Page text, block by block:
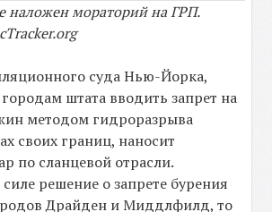
наложен мораторий на ГРП.
суда Нью-Йорка,
штата вводить запрет на
методом гидроразрыва
своих границ, наносит
по сланцевой отрасли.
решение о запрете бурения
Драйден и Миддлфилд, то